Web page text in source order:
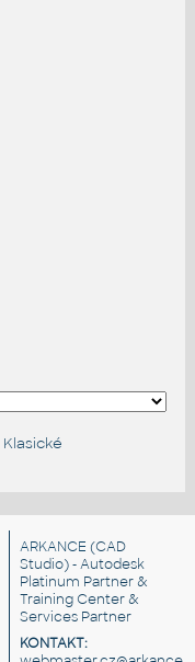
Klasické
ARKANCE (CAD
Studio) - Autodesk
Platinum Partner &
Training Center &
Services Partner
KONTAKT: